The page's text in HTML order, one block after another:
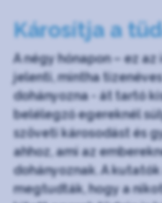
Károsítja a
A négy hónapon – ez
jelenti, mintha
dohányozna - át tartó
belélegző egereknél
szöveti károsodást és
ahhoz, ami az
dohányoznak. A
megtudták, hogy a